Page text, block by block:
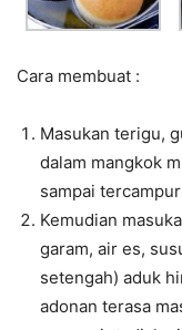
Cara membuat :
Masukan terigu,
dalam mangkok
sampai
Kemudian
garam, air es,
setengah) aduk
adonan terasa